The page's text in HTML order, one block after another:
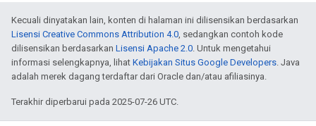
Kecuali dinyatakan lain, konten di halaman ini dilisensikan berdasarkan
Lisensi Creative Commons Attribution 4.0, sedangkan contoh kode
dilisensikan berdasarkan Lisensi Apache 2.0. Untuk mengetahui
informasi selengkapnya, lihat Kebijakan Situs Google Developers. Java
adalah merek dagang terdaftar dari Oracle dan/atau afiliasinya.
Terakhir diperbarui pada 2025-07-26 UTC.